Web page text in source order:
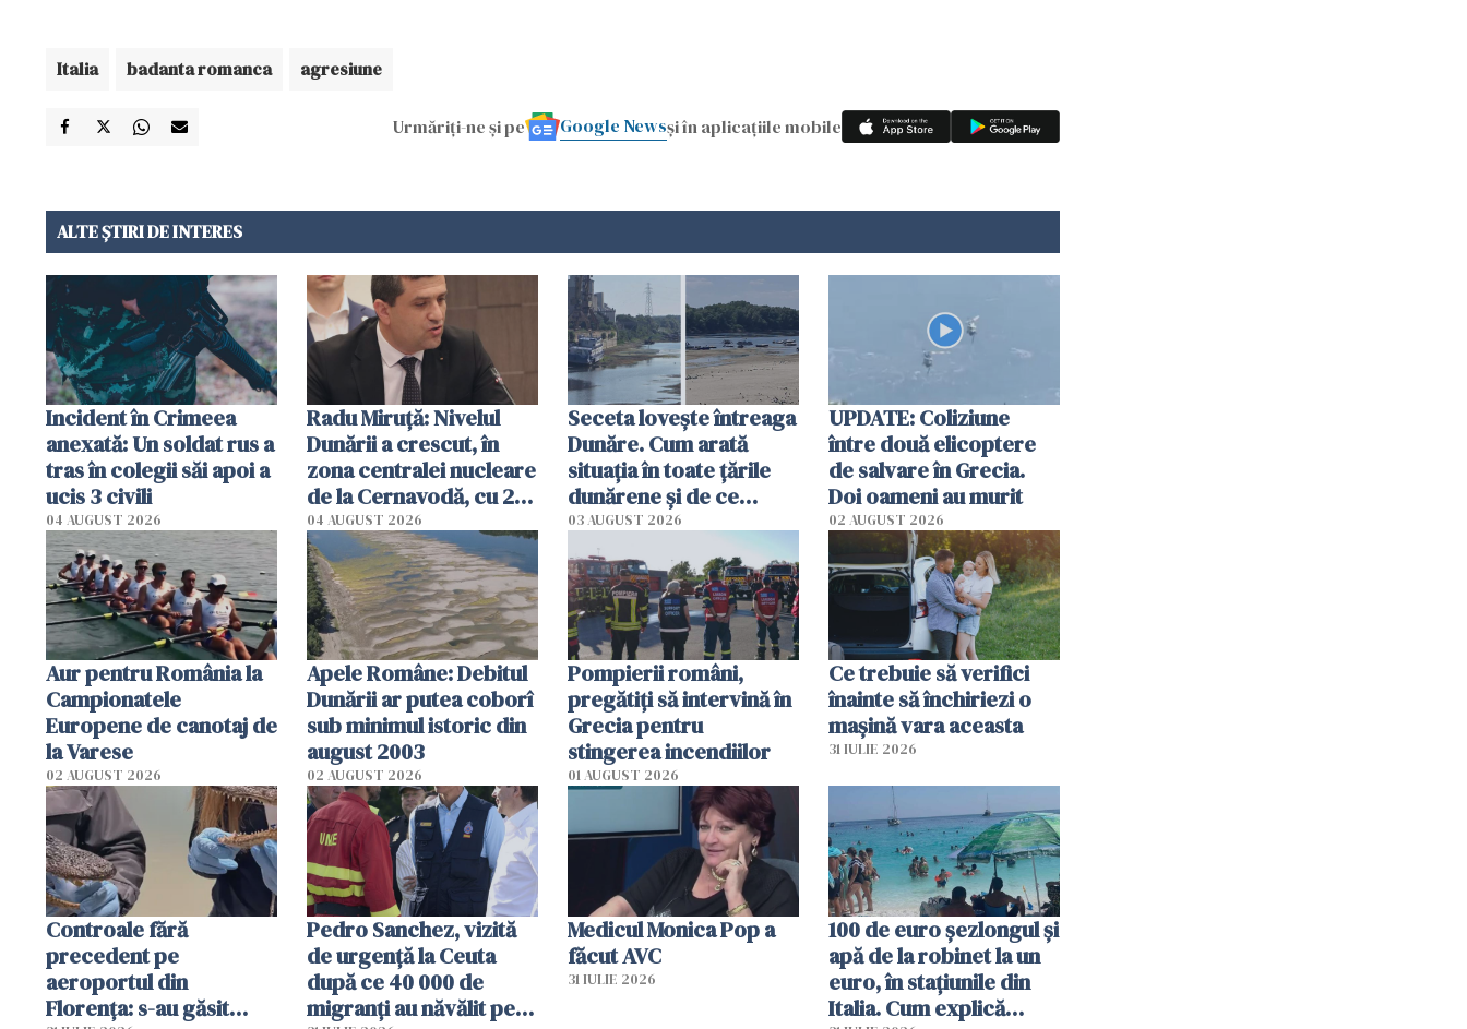
Italia badanta romanca agresiune
Urmăriți-ne și pe Google Newsși în aplicațiile mobile
ALTE ȘTIRI DE INTERES
Incident în Crimeea
anexată: Un soldat rus a
tras în colegii săi apoi a
ucis 3 civili
04 AUGUST 2026
Radu Miruţă: Nivelul
Dunării a crescut, în
zona centralei nucleare
de la Cernavodă, cu 2
cm faţă de ziua trecută
04 AUGUST 2026
Seceta lovește întreaga
Dunăre. Cum arată
situația în toate țările
dunărene și de ce
România resimte
efectele, deși a plouat
în iulie
03 AUGUST 2026
UPDATE: Coliziune
între două elicoptere
de salvare în Grecia.
Doi oameni au murit
02 AUGUST 2026
Aur pentru România la
Campionatele
Europene de canotaj de
la Varese
02 AUGUST 2026
Apele Române: Debitul
Dunării ar putea coborî
sub minimul istoric din
august 2003
02 AUGUST 2026
Pompierii români,
pregătiţi să intervină în
Grecia pentru
stingerea incendiilor
01 AUGUST 2026
Ce trebuie să verifici
înainte să închiriezi o
mașină vara aceasta
31 IULIE 2026
Controale fără
precedent pe
aeroportul din
Florența: s-au găsit
Pedro Sanchez, vizită
de urgență la Ceuta
după ce 40 000 de
migranți au năvălit pe
Medicul Monica Pop a
făcut AVC
31 IULIE 2026
100 de euro șezlongul și
apă de la robinet la un
euro, în stațiunile din
Italia. Cum explică